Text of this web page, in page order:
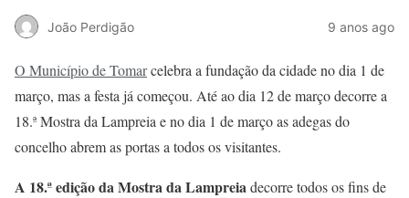
João Perdigão 9 anos ago
O Município de Tomarcelebra a fundação da cidade no dia 1 de
março, mas a festa já começou. Até ao dia 12 de março decorre a
18.ª Mostra da Lampreia e no dia 1 de março as adegas do
concelho abrem as portas a todos os visitantes.
A 18.ª edição da Mostra da Lampreiadecorre todos os fins de